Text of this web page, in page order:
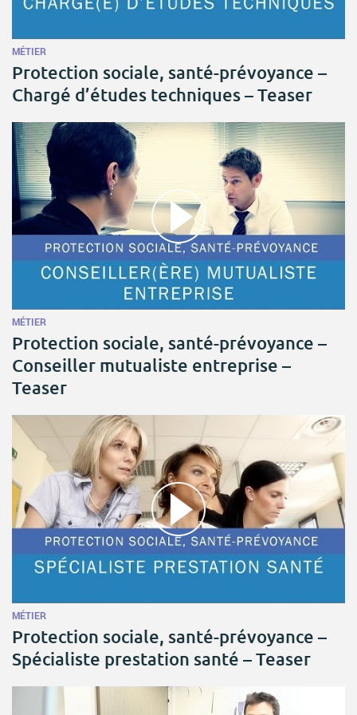
MÉTIER
Protection sociale, santé-prévoyance –
Chargé d’études techniques – Teaser
MÉTIER
Protection sociale, santé-prévoyance –
Conseiller mutualiste entreprise –
Teaser
MÉTIER
Protection sociale, santé-prévoyance –
Spécialiste prestation santé – Teaser